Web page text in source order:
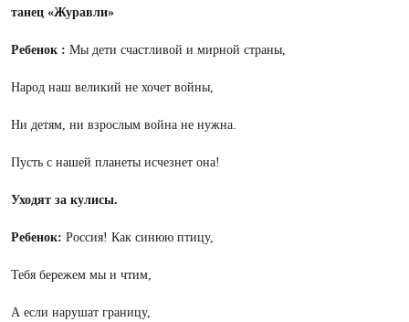
танец «Журавли»
Ребенок : Мы дети счастливой и мирной страны,
Народ наш великий не хочет войны,
Ни детям, ни взрослым война не нужна.
Пусть с нашей планеты исчезнет она!
Уходят за кулисы.
Ребенок: Россия! Как синюю птицу,
Тебя бережем мы и чтим,
А если нарушат границу,